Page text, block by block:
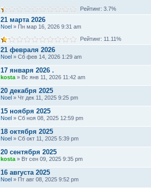
Рейтинг: 3.7%
21 марта 2026
Noel » Пн мар 16, 2026 9:31 am
Рейтинг: 11.11%
21 февраля 2026
Noel » Сб фев 14, 2026 1:29 am
17 января 2026 .
kosta » Вс янв 11, 2026 11:42 am
20 декабря 2025
Noel » Чт дек 11, 2025 9:25 pm
15 ноября 2025
Noel » Сб ноя 08, 2025 12:59 pm
18 октября 2025
Noel » Сб окт 11, 2025 5:39 pm
20 сентября 2025
kosta » Вт сен 09, 2025 9:35 pm
16 августа 2025
Noel » Пт авг 08, 2025 9:52 pm